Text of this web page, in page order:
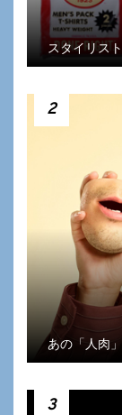
スタイリス
2
あの「人肉
3